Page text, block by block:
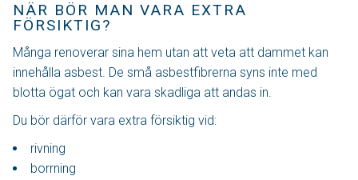
NÄR BÖR MAN VARA EXTRA
FÖRSIKTIG?
Många renoverar sina hem utan att veta att dammet kan
innehålla asbest. De små asbestfibrerna syns inte med
blotta ögat och kan vara skadliga att andas in.
Du bör därför vara extra försiktig vid:
rivning
borrning